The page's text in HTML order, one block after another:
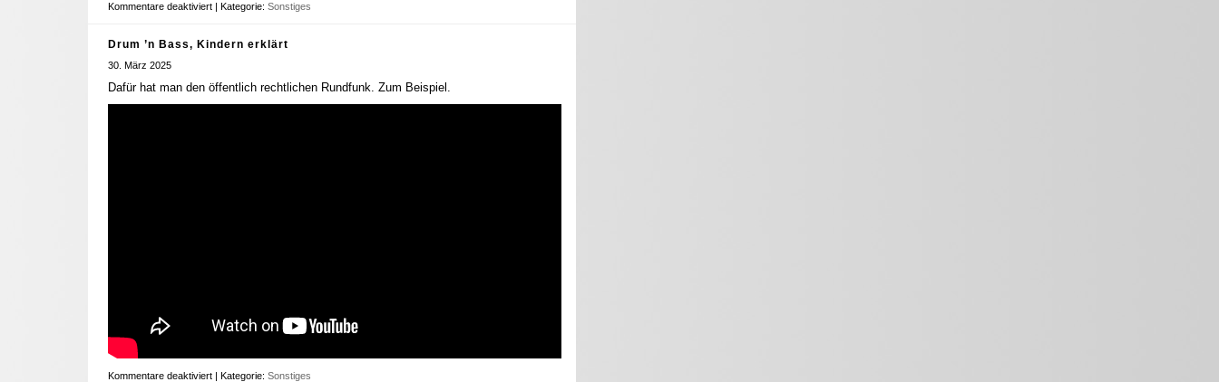
Kommentare deaktiviert | Kategorie: Sonstiges
Drum ’n Bass, Kindern erklärt
30. März 2025
Dafür hat man den öffentlich rechtlichen Rundfunk. Zum Beispiel.
Kommentare deaktiviert | Kategorie: Sonstiges